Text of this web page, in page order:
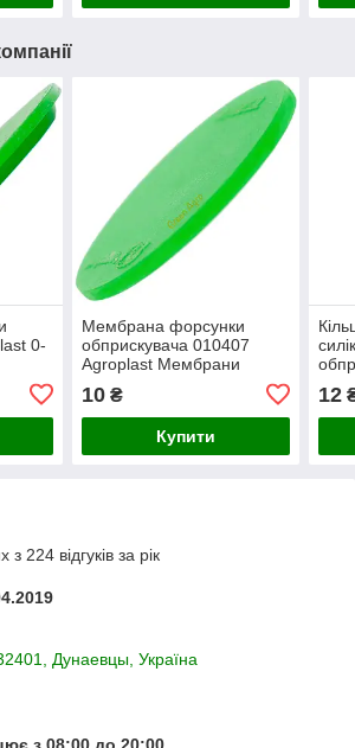
0-
Мембрана форсунки
обприскувача 010407
Agroplast Мембрани
обприскувача Мембрана
відсікача форсунки
10₴
Купити
12
224 відгуків за рік
Дунаевцы, Україна
з 08:00 до 20:00